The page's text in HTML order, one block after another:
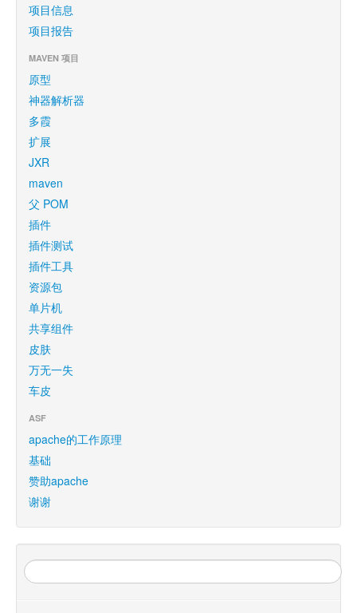
项目信息
项目报告
MAVEN 项目
原型
神器解析器
多霞
扩展
JXR
maven
父 POM
插件
插件测试
插件工具
资源包
单片机
共享组件
皮肤
万无一失
车皮
ASF
apache的工作原理
基础
赞助apache
谢谢